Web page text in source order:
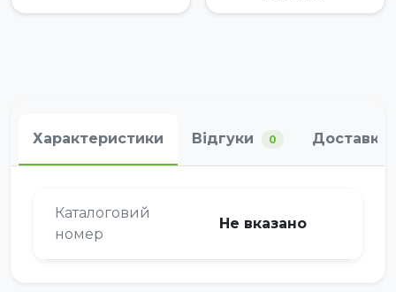
Характеристики Відгуки 0 Доставка
Каталоговий
номер
Не вказано